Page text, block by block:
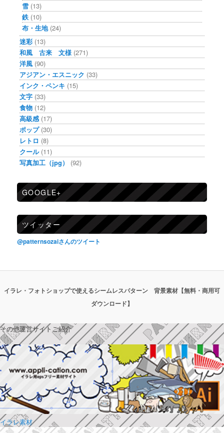
雪 (13)
鉄 (10)
布・生地(24)
迷彩 (13)
和風 古来 文様 (271)
洋風 (90)
アジアン・エスニック (33)
インク・ペンキ (15)
文字 (33)
食物 (12)
高級感 (17)
ポップ(30)
レトロ (8)
クール(11)
写真加工（jpg）
(92)
GOOGLE+
ツイッター
@patternsozaiさんのツイート
イラレ・フォトショップで使えるシームレスパターン 背景素材【無料・商用可
ダウンロード】
その他運営サイトご紹介
イラレ素材